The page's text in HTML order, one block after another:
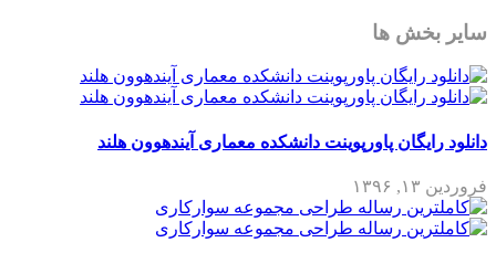
سایر بخش ها
دانلود رایگان پاورپوینت دانشکده معماری آیندهوون هلند
فروردین ۱۳, ۱۳۹۶